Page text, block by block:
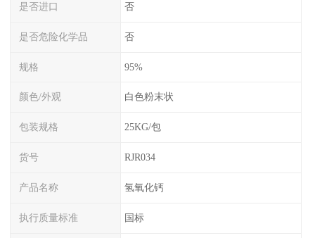
是否进口 否
是否危险化学品 否
规格 95%
颜色/外观 白色粉末状
包装规格 25KG/包
货号 RJR034
产品名称 氢氧化钙
执行质量标准 国标